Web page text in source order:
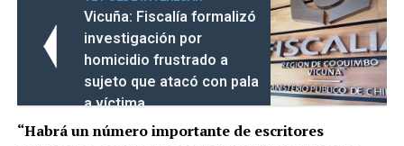
Vicuña: Fiscalía formalizó
investigación por
homicidio frustrado a
sujeto que atacó con pala
a víctima
“Habrá un número importante de escritores